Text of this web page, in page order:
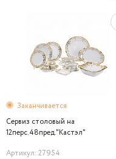
Заканчивается
Сервиз столовый на
12перс.48пред."Кастэл"
Артикул: 27954